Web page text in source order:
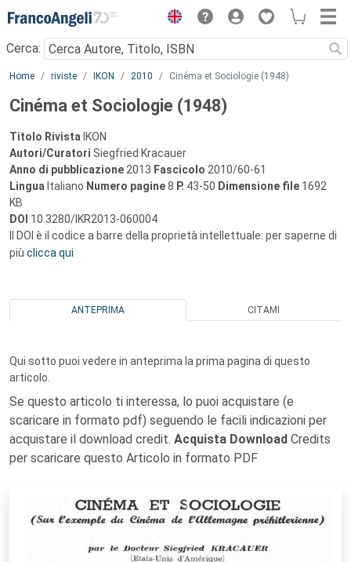
Menu
Cerca:
Main content
Home riviste IKON 2010 Cinéma et Sociologie (1948)
Cinéma et Sociologie (1948)
Titolo Rivista IKON
Autori/Curatori Siegfried Kracauer
Anno di pubblicazione 2013 Fascicolo 2010/60-61
Lingua Italiano Numero pagine8 P. 43-50 Dimensione file 1692
KB
DOI 10.3280/IKR2013-060004
Il DOI è il codice a barre della proprietà intellettuale: per saperne di
più clicca qui
ANTEPRIMA CITAMI
Qui sotto puoi vedere in anteprima la prima pagina di questo
articolo.
Se questo articolo ti interessa, lo puoi acquistare (e
scaricare in formato pdf) seguendo le facili indicazioni per
acquistare il download credit. Acquista Download Credits
per scaricare questo Articolo in formato PDF